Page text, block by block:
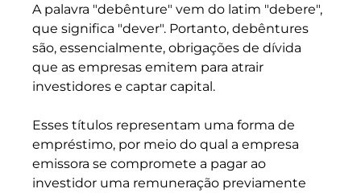
A palavra "debênture" vem do latim "debere",
que significa "dever". Portanto, debêntures
são, essencialmente, obrigações de dívida
que as empresas emitem para atrair
investidores e captar capital.
Esses títulos representam uma forma de
empréstimo, por meio do qual a empresa
emissora se compromete a pagar ao
investidor uma remuneração previamente